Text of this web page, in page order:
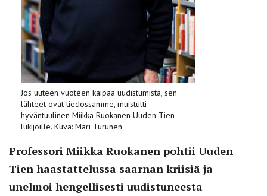
Jos uuteen vuoteen kaipaa uudistumista, sen
lähteet ovat tiedossamme, muistutti
hyväntuulinen Miikka Ruokanen Uuden Tien
lukijoille. Kuva: Mari Turunen
Professori Miikka Ruokanen pohtii Uuden
Tien haastattelussa saarnan kriisiä ja
unelmoi hengellisesti uudistuneesta